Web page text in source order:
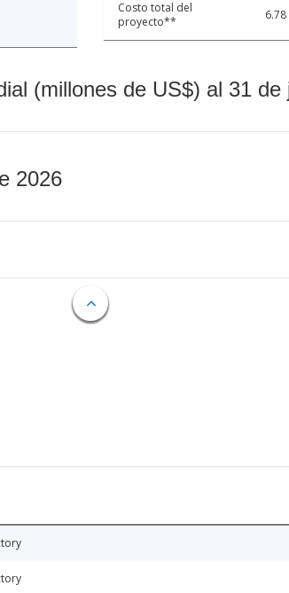
Costo total del
proyecto**
6.78
(millones de US$) al 31 de
2026